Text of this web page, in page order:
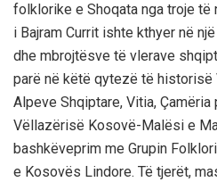
folklorike e Shoqata nga troje
i Bajram Currit ishte kthyer në
dhe mbrojtësve të vlerave
parë në këtë qytezë të historisë
Alpeve Shqiptare, Vitia, Çamëria
Vëllazërisë Kosovë-Malësi e
bashkëveprim me Grupin
e Kosovës Lindore. Të tjerët,